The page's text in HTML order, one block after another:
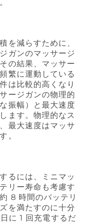
を減らすために、
ガンのマッサージ
の結果、マッサー
繁に運動している
は比較的高くなり
ージガンの物理的
振幅）と最大速度
ます。物理的なス
最大速度はマッサ
。
るには、ミニマッ
リー寿命も考慮す
8 時間のバッテリ
を満たすのに十分
に 1 回充電するだ